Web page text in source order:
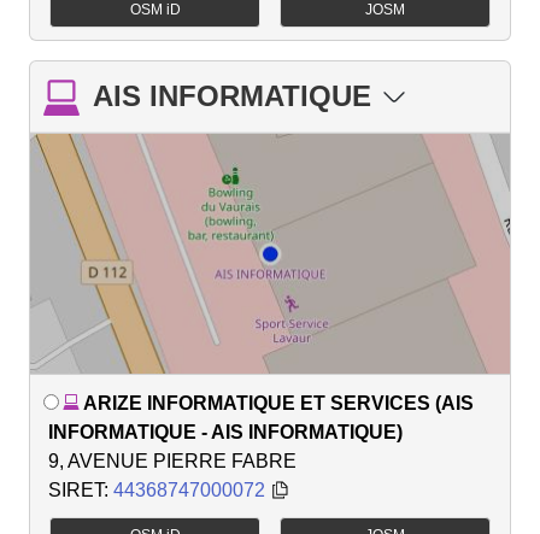
OSM iD JOSM
AIS INFORMATIQUE
ARIZE INFORMATIQUE ET SERVICES (AIS
INFORMATIQUE - AIS INFORMATIQUE)
9, AVENUE PIERRE FABRE
SIRET: 44368747000072